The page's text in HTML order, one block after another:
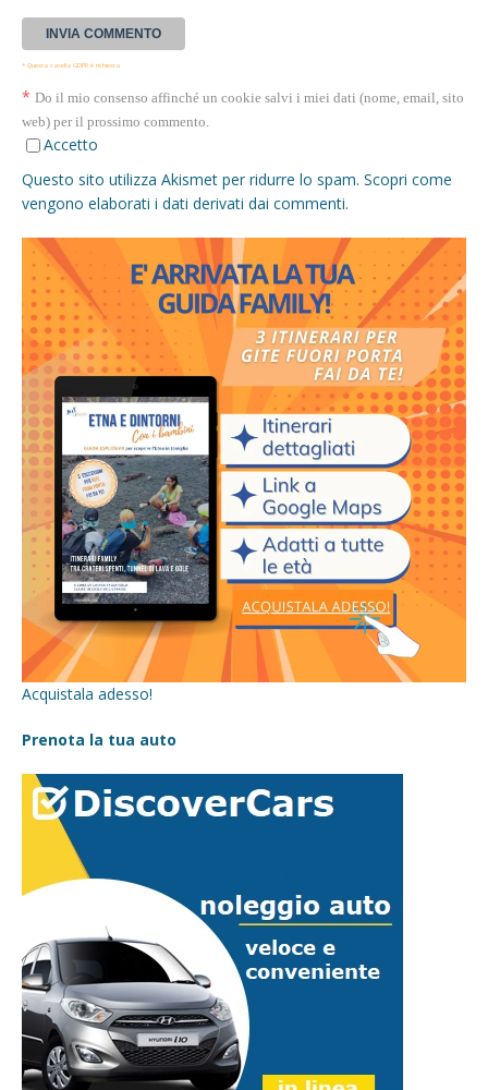
* Questa casella GDPR è richiesta
* Do il mio consenso affinché un cookie salvi i miei dati (nome, email, sito
web) per il prossimo commento.
Accetto
Questo sito utilizza Akismet per ridurre lo spam. Scopri come
vengono elaborati i dati derivati dai commenti.
Acquistala adesso!
Prenota la tua auto